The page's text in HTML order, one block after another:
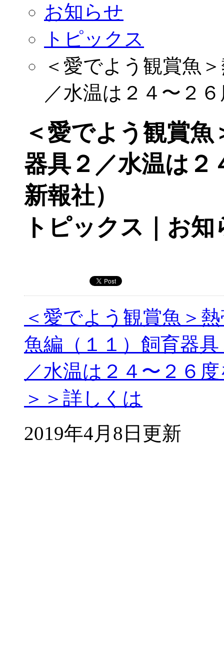
お知らせ
トピックス
＜愛でよう観賞魚
／水温は２４〜２
＜愛でよう観賞
器具２／水温は２
新報社）
トピックス｜お知
＜愛でよう観賞魚＞
魚編（１１）飼育器具
／水温は２４〜２６
＞＞詳しくは
2019年4月8日更新